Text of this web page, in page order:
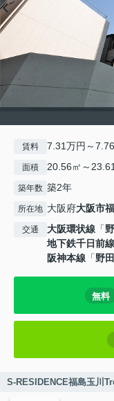
賃料 7.31万円～
面積 20.56㎡～
築年数 築2年
所在地 大阪府大阪市
交通 大阪環状線 「
地下鉄千日前線
阪神本線 「野田
無料
S-RESIDENCE福島玉川